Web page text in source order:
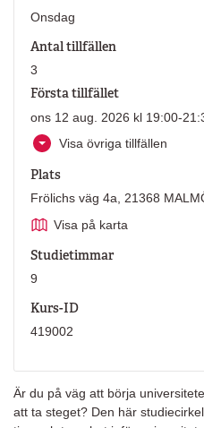
Är du på väg att börja
att ta steget? Den här
Onsdag
Antal tillfällen
3
Första tillfället
ons 12 aug. 2026 kl 19:00-
Visa övriga tillfällen
Plats
Frölichs väg 4a, 21368
Visa på karta
Studietimmar
9
Kurs-ID
419002